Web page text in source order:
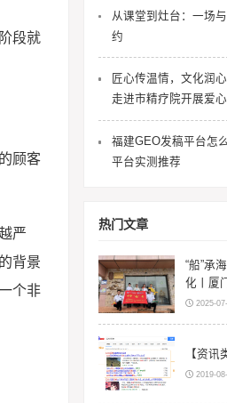
段就
顾客
严
背景
个非
从课堂到灶台：一场
约
匠心传温情，文化润
走进市精疗院开展爱
福建GEO发稿平台怎
平台实测推荐
热门文章
“船”承
化丨厦
智‘船’
2025-
【资讯
2019-